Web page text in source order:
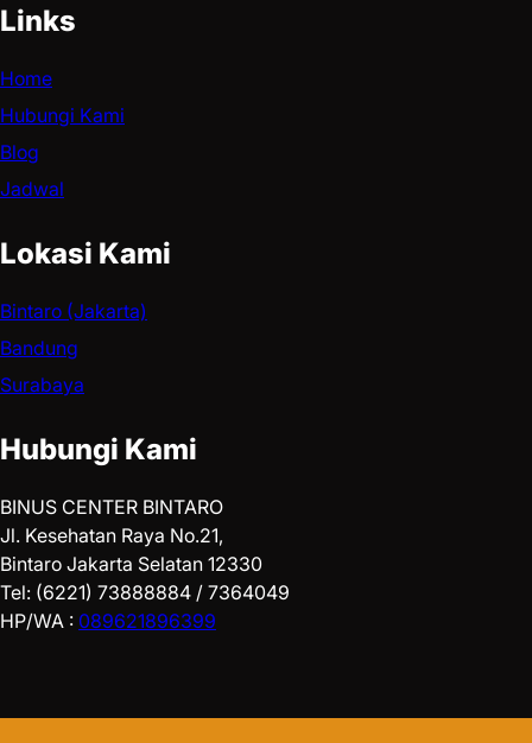
Links
Home
Hubungi Kami
Blog
Jadwal
Lokasi Kami
Bintaro (Jakarta)
Bandung
Surabaya
Hubungi Kami
BINUS CENTER BINTARO
Jl. Kesehatan Raya No.21,
Bintaro Jakarta Selatan 12330
Tel: (6221) 73888884 / 7364049
HP/WA : 089621896399